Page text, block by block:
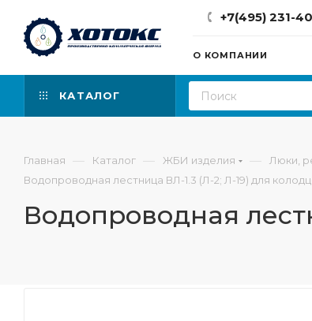
+7(495) 231-
О КОМПАНИИ
КАТАЛОГ
Главная — Каталог — ЖБИ изделия — Люки,
Водопроводная лестница ВЛ-1.3 (Л-2; Л-19) для
Водопроводная